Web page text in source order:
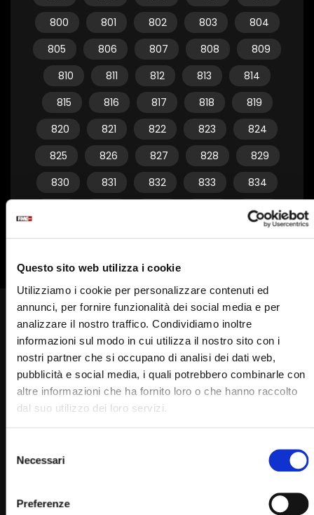
Questo sito web utilizza i cookie
Utilizziamo i cookie per personalizzare contenuti ed
annunci, per fornire funzionalità dei social media e per
analizzare il nostro traffico. Condividiamo inoltre
informazioni sul modo in cui utilizza il nostro sito con i
nostri partner che si occupano di analisi dei dati web,
pubblicità e social media, i quali potrebbero combinarle con
altre informazioni che ha fornito loro o che hanno raccolto
dal suo utilizzo dei loro servizi.
delNecessari
Preferenze
800
801 802 803
804
805
806 807 808
809
810
811 812 813
814
815
816 817 818
819
820
821 822 823
824
825
826 827 828
829
830
831 832 833
834
839
840
841 842
Padre Pio riesce a toccare il
cuore anche di chi non ha mai
creduto in Dio
STAFF 30/03/2025 0 1.8K 260 0
La storia di Riccardo